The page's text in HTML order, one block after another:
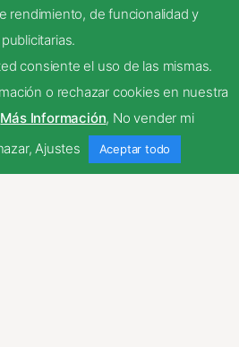
rendimiento, de funcionalidad y
publicitarias.
consiente el uso de las mismas.
o rechazar cookies en nuestra
Más Información, No vender mi
,Ajustes Aceptar todo
son necesarias para el
sitio y pueden ser
saber más puedes
politica de cookies. Si
no olvides recargar la